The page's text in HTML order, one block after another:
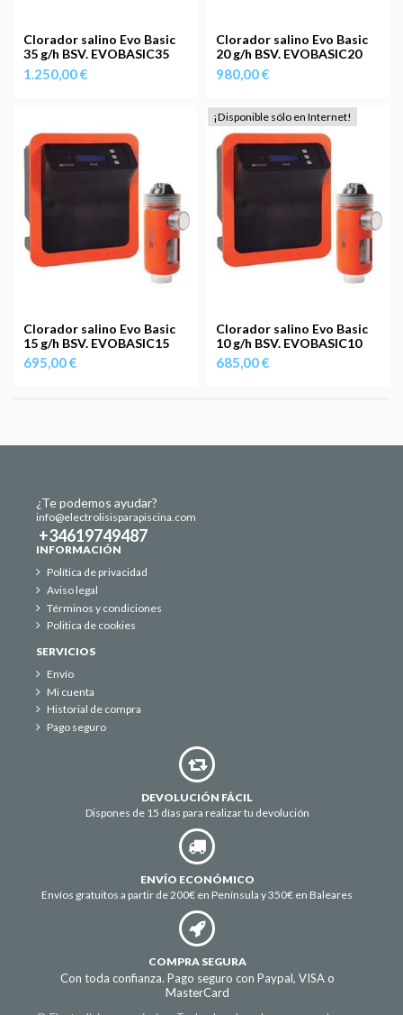
Clorador salino Evo Basic
35 g/h BSV. EVOBASIC35
1.250,00 €
Clorador salino Evo Basic
20 g/h BSV. EVOBASIC20
980,00 €
Clorador salino Evo Basic
15 g/h BSV. EVOBASIC15
695,00 €
¡Disponible sólo en Internet!
Clorador salino Evo Basic
10 g/h BSV. EVOBASIC10
685,00 €
¿Te podemos ayudar?
info@electrolisisparapiscina.com
+34619749487
INFORMACIÓN
Política de privacidad
Aviso legal
Términos y condiciones
Politica de cookies
SERVICIOS
Envío
Mi cuenta
Historial de compra
Pago seguro
DEVOLUCIÓN FÁCIL
Dispones de 15 días para realizar tu devolución
ENVÍO ECONÓMICO
Envíos gratuitos a partir de 200€ en Península y 350€ en Baleares
COMPRA SEGURA
Con toda confianza. Pago seguro con Paypal, VISA o
MasterCard